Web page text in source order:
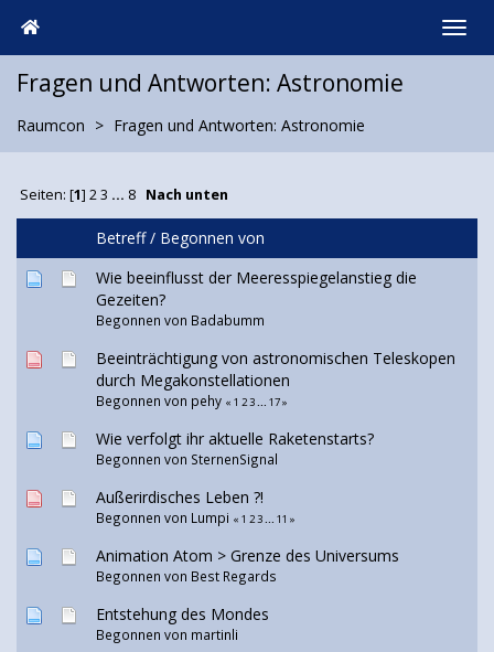
Fragen und Antworten: Astronomie
Raumcon Fragen und Antworten: Astronomie
Seiten: [1] 2 3 ... 8 Nach unten
Betreff/ Begonnen von
Wie beeinflusst der Meeresspiegelanstieg die
Gezeiten?
Begonnen von Badabumm
Beeinträchtigung von astronomischen Teleskopen
durch Megakonstellationen
Begonnen von pehy « 1 23... 17»
Wie verfolgt ihr aktuelle Raketenstarts?
Begonnen von SternenSignal
Außerirdisches Leben ?!
Begonnen von Lumpi « 1 23... 11 »
Animation Atom > Grenze des Universums
Begonnen von Best Regards
Entstehung des Mondes
Begonnen von martinli